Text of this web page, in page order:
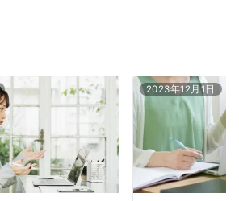
2023年12月1日